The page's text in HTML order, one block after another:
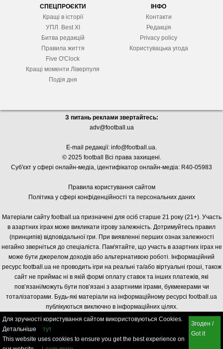
СПЕЦПРОЄКТИ
Кращі в історії
УПЛ. Best XІ
Битва редакцій
Правила життя
Five O'Clock
Кращі моменти Ліверпуля
Подія дня
ІНФО
Контакти
Редакція
Privacy policy
Користувацька угода
З питань реклами звертайтесь:
adv@football.ua
E-mail редакції: info@football.ua.
© 2025 football Всі права захищені.
Суб'єкт у сфері онлайн-медіа, ідентифікатор онлайн-медіа: R40-05983
Правила користування сайтом
Політика у сфері конфіденційності та персональних даних
Матеріали сайту football.ua призначені для осіб старше 21 року (21+). Участь
в азартних іграх може викликати ігрову залежність. Дотримуйтесь правил
(принципів) відповідальної гри. При виявленні перших ознак залежності
негайно зверніться до спеціаліста. Пам'ятайте, що участь в азартних іграх не
може бути джерелом доходів або альтернативою роботі. Інформаційний
ресурс football.ua не проводить ігри на реальні та/або віртуальні гроші, також
сайт не приймає ні в якій формі оплату ставок та інших платежів, які
пов’язані/можуть бути пов’язані з азартними іграми, букмекерами чи
тоталізаторами. Будь-які матеріали на інформаційному ресурсі football.ua
публікуються виключно в інформаційних цілях.
Для зручності користування сайтом використовуються Cookies.
Детальніше
тут
This website uses cookies to ensure you get the best experience on
Згоден /
Got it